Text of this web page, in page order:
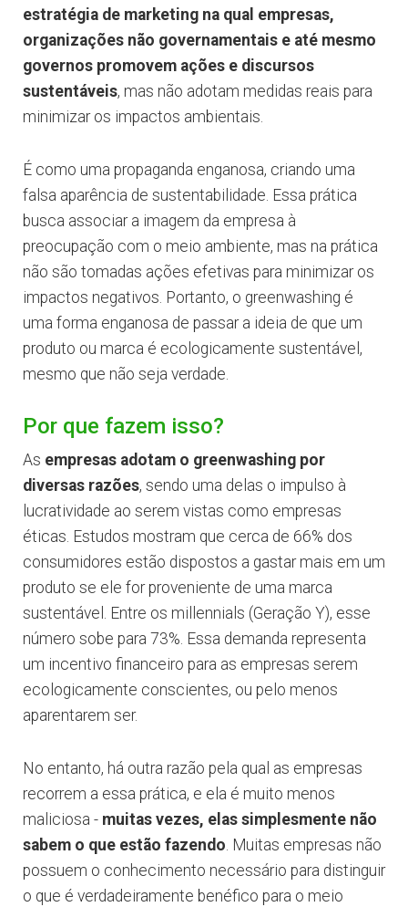
estratégia de marketing na qual empresas,
organizações não governamentais e até mesmo
governos promovem ações e discursos
sustentáveis, mas não adotam medidas reais para
minimizar os impactos ambientais.
É como uma propaganda enganosa, criando uma
falsa aparência de sustentabilidade. Essa prática
busca associar a imagem da empresa à
preocupação com o meio ambiente, mas na prática
não são tomadas ações efetivas para minimizar os
impactos negativos. Portanto, o greenwashing é
uma forma enganosa de passar a ideia de que um
produto ou marca é ecologicamente sustentável,
mesmo que não seja verdade.
Por que fazem isso?
As empresas adotam o greenwashing por
diversas razões, sendo uma delas o impulso à
lucratividade ao serem vistas como empresas
éticas. Estudos mostram que cerca de 66% dos
consumidores estão dispostos a gastar mais em um
produto se ele for proveniente de uma marca
sustentável. Entre os millennials (Geração Y), esse
número sobe para 73%. Essa demanda representa
um incentivo financeiro para as empresas serem
ecologicamente conscientes, ou pelo menos
aparentarem ser.
No entanto, há outra razão pela qual as empresas
recorrem a essa prática, e ela é muito menos
maliciosa - muitas vezes, elas simplesmente não
sabem o que estão fazendo. Muitas empresas não
possuem o conhecimento necessário para distinguir
o que é verdadeiramente benéfico para o meio